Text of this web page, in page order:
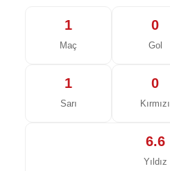
1
Maç
0
Gol
1
Sarı
0
Kırmızı
6.6
Yıldız